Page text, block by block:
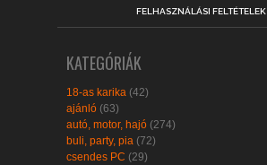
FELHASZNÁLÁSI FELTÉTELEK
KATEGÓRIÁK
18-as karika (42)
ajánló (63)
autó, motor, hajó (274)
buli, party, pia (72)
csendes PC (29)